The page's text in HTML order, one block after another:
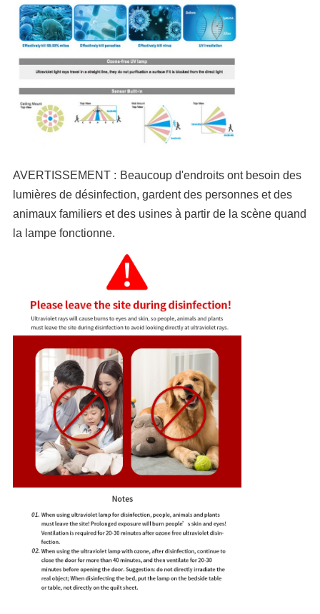
AVERTISSEMENT : Beaucoup d'endroits ont besoin des
lumières de désinfection, gardent des personnes et des
animaux familiers et des usines à partir de la scène quand
la lampe fonctionne.